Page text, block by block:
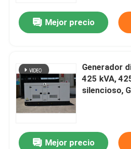
Hogar
Vídeos
Mejor precio
Generador
425 kVA,
silencioso,
Mejor precio